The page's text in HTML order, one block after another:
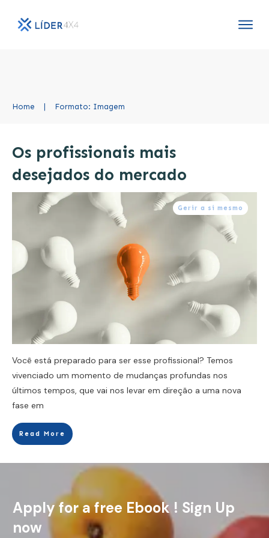
Home Formato: Imagem
Os profissionais mais
desejados do mercado
Gerir a si mesmo
Você está preparado para ser esse profissional? Temos
vivenciado um momento de mudanças profundas nos
últimos tempos, que vai nos levar em direção a uma nova
fase em
Read More
Apply for a free Ebook ! Sign Up
now